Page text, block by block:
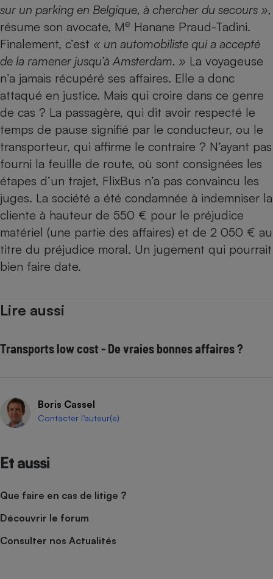
sur un parking en Belgique, à chercher du secours »,
résume son avocate, Me Hanane Praud-Tadini.
Finalement, c’est « un automobiliste qui a accepté
de la ramener jusqu’à Amsterdam. » La voyageuse
n’a jamais récupéré ses affaires. Elle a donc
attaqué en justice. Mais qui croire dans ce genre
de cas ? La passagère, qui dit avoir respecté le
temps de pause signifié par le conducteur, ou le
transporteur, qui affirme le contraire ? N’ayant pas
fourni la feuille de route, où sont consignées les
étapes d’un trajet, FlixBus n’a pas convaincu les
juges. La société a été condamnée à indemniser la
cliente à hauteur de 550 € pour le préjudice
matériel (une partie des affaires) et de 2 050 € au
titre du préjudice moral. Un jugement qui pourrait
bien faire date.
Lire aussi
Transports low cost - De vraies bonnes affaires ?
Boris Cassel
Contacter l’auteur(e)
Et aussi
Que faire en cas de litige ?
Découvrir le forum
Consulter nos Actualités